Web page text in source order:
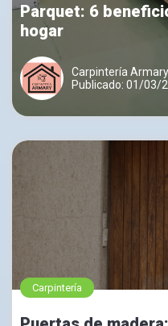
Parquet: 6
hogar
Carpintería Armary
Publicado: 01/03/
Carpintería